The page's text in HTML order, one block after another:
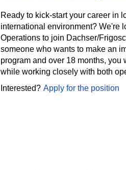
Ready to kick-start your career in
international environment? We're
Operations to join Dachser/
someone who wants to make an
program and over 18 months,
while working closely with both
Interested? Apply for the position